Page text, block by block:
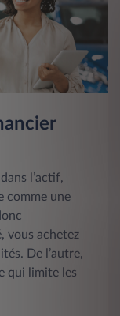
l’actif,
comme une
vous achetez
De l’autre,
qui limite les